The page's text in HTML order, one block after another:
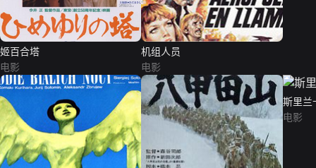
姬百合塔
电影
机组人员
电影
斯里兰
电影